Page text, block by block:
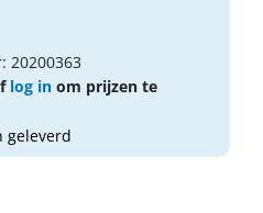
20200363
log in om prijzen te
geleverd